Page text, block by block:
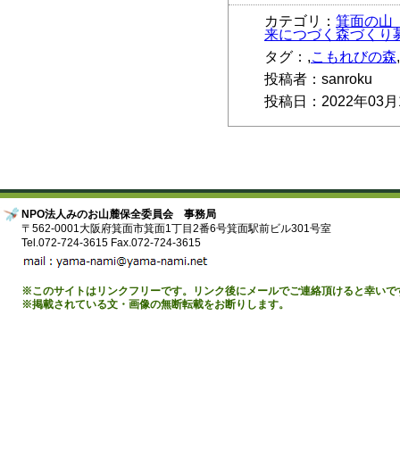
カテゴリ： 箕面の
来につづく森づく
タグ：,こもれびの森
投稿者：sanroku
投稿日：2022年03
NPO法人みのお山麓保全委員会 事務局
〒562-0001大阪府箕面市箕面1丁目2番6号箕面駅前ビル301号室
Tel.072-724-3615 Fax.072-724-3615
※このサイトはリンクフリーです。リンク後にメールでご連絡頂けると幸いで
※掲載されている文・画像の無断転載をお断りします。